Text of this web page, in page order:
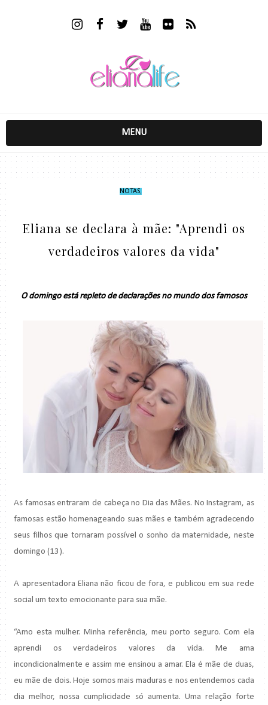
MENU
NOTAS,
Eliana se declara à mãe: "Aprendi os
verdadeiros valores da vida"
O domingo está repleto de declarações no mundo dos famosos
As famosas entraram de cabeça no Dia das Mães. No Instagram, as
famosas estão homenageando suas mães e também agradecendo
seus filhos que tornaram possível o sonho da maternidade, neste
domingo (13).
A apresentadora Eliana não ficou de fora, e publicou em sua rede
social um texto emocionante para sua mãe.
“Amo esta mulher. Minha referência, meu porto seguro. Com ela
aprendi os verdadeiros valores da vida. Me ama
incondicionalmente e assim me ensinou a amar. Ela é mãe de duas,
eu mãe de dois. Hoje somos mais maduras e nos entendemos cada
dia melhor, nossa cumplicidade só aumenta. Uma relação forte